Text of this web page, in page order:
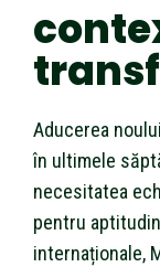
Aducerea
în ultimele
necesitatea
pentru
internaționale,